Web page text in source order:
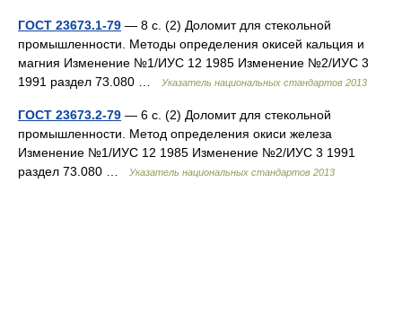
ГОСТ 23673.1-79 — 8 с. (2) Доломит для стекольной
промышленности. Методы определения окисей кальция и
магния Изменение №1/ИУС 12 1985 Изменение №2/ИУС 3
1991 раздел 73.080 …
Указатель национальных стандартов 2013
ГОСТ 23673.2-79 — 6 с. (2) Доломит для стекольной
промышленности. Метод определения окиси железа
Изменение №1/ИУС 12 1985 Изменение №2/ИУС 3 1991
раздел 73.080 …
Указатель национальных стандартов 2013